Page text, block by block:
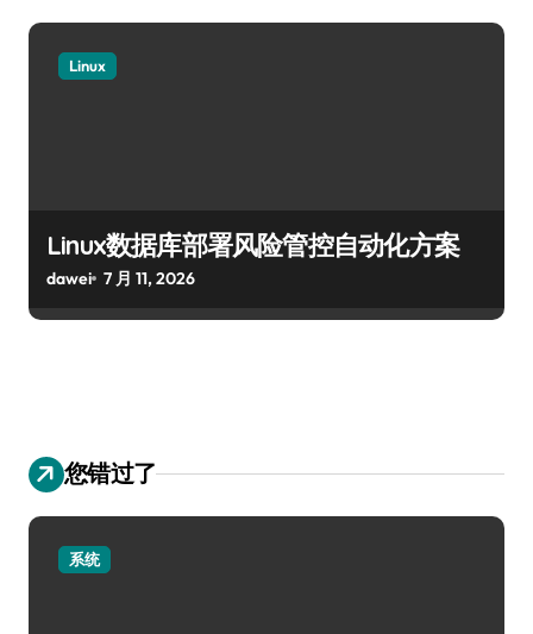
Linux
Linux数据库部署风险管控自动化方案
dawei 7 月 11, 2026
您错过了
系统